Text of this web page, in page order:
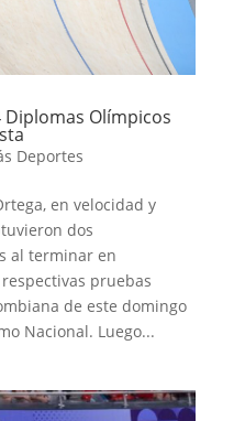
Diplomas Olímpicos
Deportes
en velocidad y
dos
al terminar en
pruebas
de este domingo
Nacional. Luego...